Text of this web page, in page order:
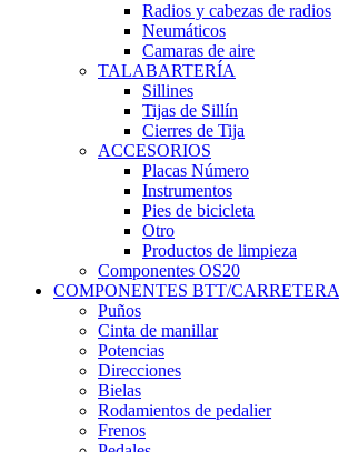
Radios y cabezas de radios
Neumáticos
Camaras de aire
TALABARTERÍA
Sillines
Tijas de Sillín
Cierres de Tija
ACCESORIOS
Placas Número
Instrumentos
Pies de bicicleta
Otro
Productos de limpieza
Componentes OS20
COMPONENTES BTT/CARRETERA
Puños
Cinta de manillar
Potencias
Direcciones
Bielas
Rodamientos de pedalier
Frenos